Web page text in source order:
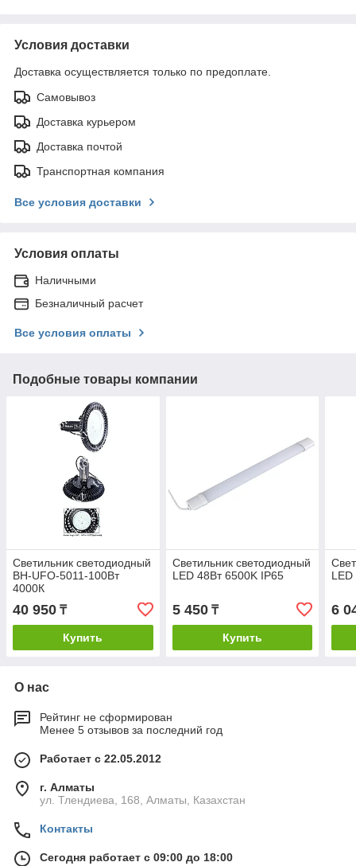
Условия доставки
Доставка осуществляется только по предоплате.
Самовывоз
Доставка курьером
Доставка почтой
Транспортная компания
Все условия доставки
Условия оплаты
Наличными
Безналичный расчет
Все условия оплаты
Подобные товары компании
Светильник светодиодный
BH-UFO-5011-100Вт
4000К
40 950 ₸
Купить
Светильник светодиодный
LED 48Вт 6500K IP65
5 450₸
Купить
6
О нас
Рейтинг не сформирован
Менее 5 отзывов за последний год
Работает с 22.05.2012
г. Алматы
ул. Тлендиева, 168, Алматы, Казахстан
Контакты
Сегодня работает с 09:00 до 18:00